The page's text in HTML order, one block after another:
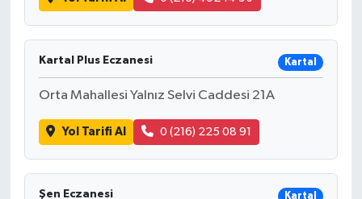
Kartal Plus Eczanesi Kartal
Orta Mahallesi Yalnız Selvi Caddesi 21A
Yol Tarifi Al 0 (216) 225 08 91
Şen Eczanesi Kartal